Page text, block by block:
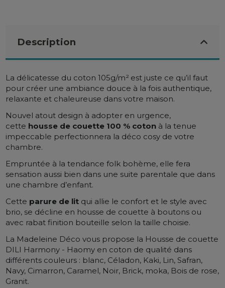
Description
La délicatesse du coton 105g/m² est juste ce qu’il faut
pour créer une ambiance douce à la fois authentique,
relaxante et chaleureuse dans votre maison.
Nouvel atout design à adopter en urgence,
cette housse de couette 100 % coton à la tenue
impeccable perfectionnera la déco cosy de votre
chambre.
Empruntée à la tendance folk bohème, elle fera
sensation aussi bien dans une suite parentale que dans
une chambre d’enfant.
Cette parure de lit qui allie le confort et le style avec
brio, se décline en housse de couette à boutons ou
avec rabat finition bouteille selon la taille choisie.
La Madeleine Déco vous propose la Housse de couette
DILI Harmony - Haomy en coton de qualité dans
différents couleurs : blanc, Céladon, Kaki, Lin, Safran,
Navy, Cimarron, Caramel, Noir, Brick, moka, Bois de rose,
Granit.